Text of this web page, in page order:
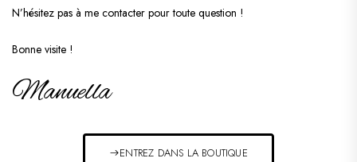
N’hésitez pas à me contacter pour toute question !
Bonne visite !
Manuella
ENTREZ DANS LA BOUTIQUE